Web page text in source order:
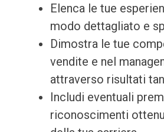
Elenca le tue
modo dettagliato e
Dimostra le tue
vendite e nel
attraverso risultati
Includi eventuali
riconoscimenti